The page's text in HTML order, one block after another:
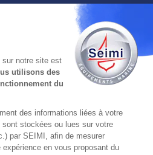
46 11 02
au vendredi
Rue Amiral Troude,
Brest FRANCE
notre site est
utilisons des
du
des informations liées à votre
stockées ou lues sur votre
par SEIMI, afin de mesurer
expérience en vous proposant du